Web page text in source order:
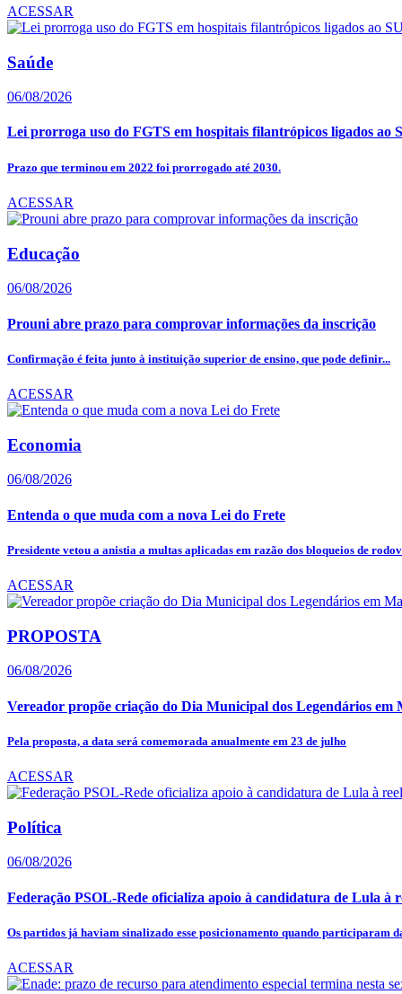
ACESSAR
Saúde
06/08/2026
Lei prorroga uso do FGTS em hospitais filantrópicos ligados ao
Prazo que terminou em 2022 foi prorrogado até 2030.
ACESSAR
Educação
06/08/2026
Prouni abre prazo para comprovar informações da inscrição
Confirmação é feita junto à instituição superior de ensino, que pode definir...
ACESSAR
Economia
06/08/2026
Entenda o que muda com a nova Lei do Frete
Presidente vetou a anistia a multas aplicadas em razão dos bloqueios de
ACESSAR
PROPOSTA
06/08/2026
Vereador propõe criação do Dia Municipal dos Legendários em
Pela proposta, a data será comemorada anualmente em 23 de julho
ACESSAR
Política
06/08/2026
Federação PSOL-Rede oficializa apoio à candidatura de Lula à
Os partidos já haviam sinalizado esse posicionamento quando participaram
ACESSAR